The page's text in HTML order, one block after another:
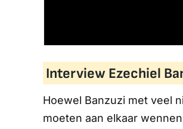
Interview Ezechiel
Hoewel Banzuzi met veel
moeten aan elkaar